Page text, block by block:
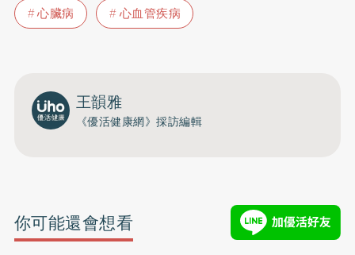
心臟病
心血管疾病
王韻雅
《優活健康網》採訪編輯
你可能還會想看